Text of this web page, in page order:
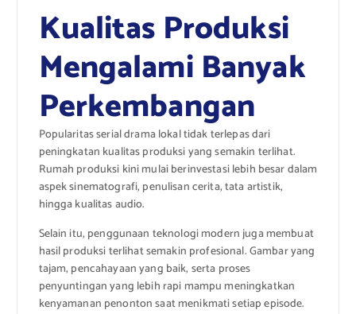
Kualitas Produksi
Mengalami Banyak
Perkembangan
Popularitas serial drama lokal tidak terlepas dari
peningkatan kualitas produksi yang semakin terlihat.
Rumah produksi kini mulai berinvestasi lebih besar dalam
aspek sinematografi, penulisan cerita, tata artistik,
hingga kualitas audio.
Selain itu, penggunaan teknologi modern juga membuat
hasil produksi terlihat semakin profesional. Gambar yang
tajam, pencahayaan yang baik, serta proses
penyuntingan yang lebih rapi mampu meningkatkan
kenyamanan penonton saat menikmati setiap episode.